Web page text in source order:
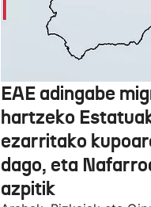
EAE adingabe
hartzeko
ezarritako
dago, eta
azpitik